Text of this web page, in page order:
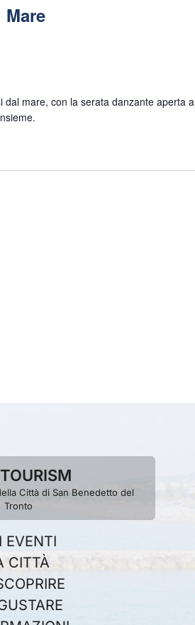
dal mare, con la serata danzante aperta a
Città di San Benedetto del
Tronto
EVENTI
CITTÀ